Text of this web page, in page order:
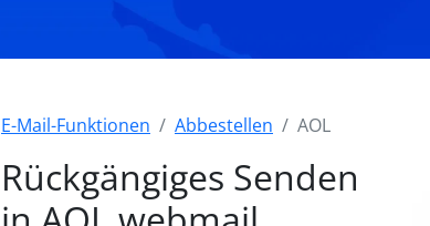
E-Mail-Funktionen Abbestellen AOL
Rückgängiges Senden